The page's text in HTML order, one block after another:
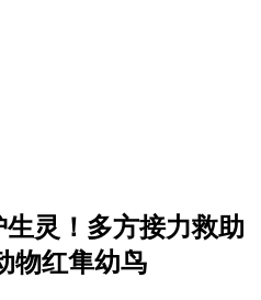
生灵！多方接力救助
物红隼幼鸟